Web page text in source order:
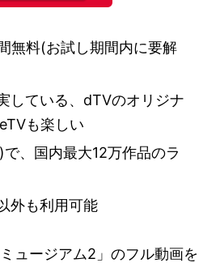
無料(お試し期間内に要解
している、dTVのオリジナ
も楽しい
、国内最大12万作品のラ
外も利用可能
ュージアム2」のフル動画を